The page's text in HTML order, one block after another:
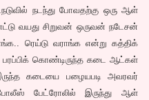
நடந்து போவதற்கு ஒரு ஆள்
வயது சிறுவன் ஒருவன் நடேசன்
ரெய்டு வராங்க என்று கத்திக்
கொண்டிருந்த கடை ஆட்கள்
கடையை பழையபடி அவரவர்
பேட்ரோலில் இருந்து ஆள்